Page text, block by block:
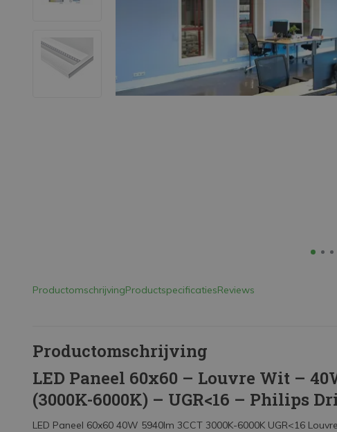
Verduurzaming
LED TL verlichting
ProductomschrijvingProductspecificatiesReviews
Productomschrijving
LED Paneel 60x60 – Louvre Wit –
(3000K-6000K) – UGR<16 – Philips
LED Paneel 60x60 40W 5940lm 3CCT 3000K-6000K UGR<16